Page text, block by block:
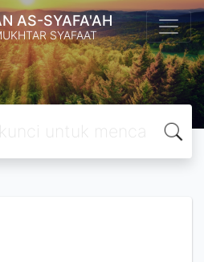
AS-SYAFA'AH
SYAFAAT